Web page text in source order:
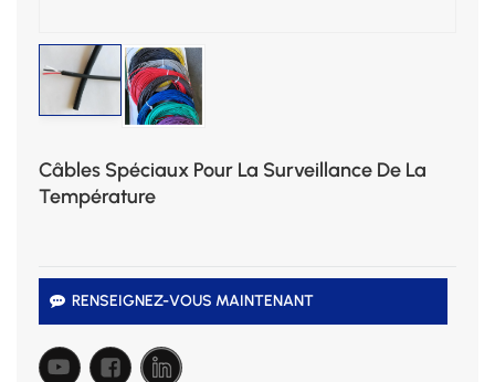
Câbles Spéciaux Pour La Surveillance De La
Température
RENSEIGNEZ-VOUS MAINTENANT